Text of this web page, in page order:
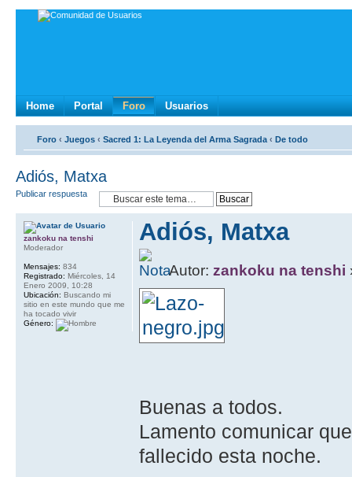
Home Portal Foro Usuarios
Foro ‹ Juegos ‹ Sacred 1: La Leyenda del Arma Sagrada ‹ De todo
Adiós, Matxa
Publicar respuesta
Adiós, Matxa
Autor:zankoku na tenshi
Buenas a todos.
Lamento comunicar
fallecido esta noche.
zankoku na tenshi
Moderador
Mensajes: 834
Registrado: Miércoles, 14
Enero 2009, 10:28
Ubicación: Buscando mi
sitio en este mundo que me
ha tocado vivir
Género: